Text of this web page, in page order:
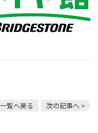
一覧へ戻る 次の記事へ >